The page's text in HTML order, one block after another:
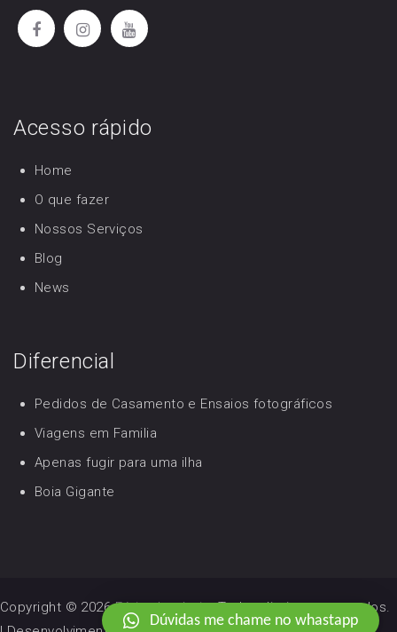
Acesso rápido
Home
O que fazer
Nossos Serviços
Blog
News
Diferencial
Pedidos de Casamento e Ensaios fotográficos
Viagens em Familia
Apenas fugir para uma ilha
Boia Gigante
Copyright © 2026Férias Incríveis. Todos direitos reservados.
Dúvidas me chame no whastapp